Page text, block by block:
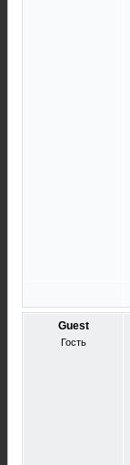
Guest
Гость